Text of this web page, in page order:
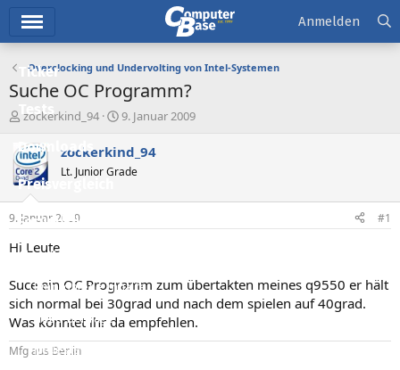
Ticker
Tests
Downloads
Preisvergleich
Forum
Aktuelles
Empfohlene Inhalte
Neue Beiträge
Neueste Aktivitäten
Anmelden
Overclocking und Undervolting von Intel-Systemen
Suche OC Programm?
E
s
t
e
e
zockerkind_94
E
s
e
t
9. Januar 2009
zockerkind_94
Lt. Junior Grade
9. Januar 2009 #1
Hi Leute
Suce ein OC Programm zum übertakten meines q9550 er hält
sich normal bei 30grad und nach dem spielen auf 40grad.
Was könntet ihr da empfehlen.
Mfg aus Berlin